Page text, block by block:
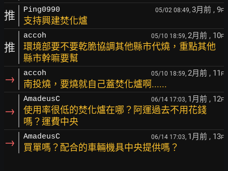
推 Ping0990 05/02 08:49, 3月前 , 9F
支持興建焚化爐
推
accoh 05/10 18:59, 2月前 , 10F
環境部要不要乾脆協調其他縣市代燒，重點其他
縣市幹嘛要幫
→ accoh 05/10 18:59, 2月前 , 11 F
南投燒，要燒就自己蓋焚化爐啊......
→
AmadeusC 06/14 17:03, 1月前 , 12F
使用率很低的焚化爐在哪？阿運過去不用花錢
嗎？運費中央
→ AmadeusC 06/14 17:03, 1月前 , 13F
買單嗎？配合的車輛機具中央提供嗎？